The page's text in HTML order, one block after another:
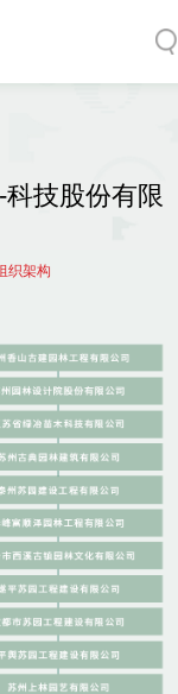
技股份有限
织架构